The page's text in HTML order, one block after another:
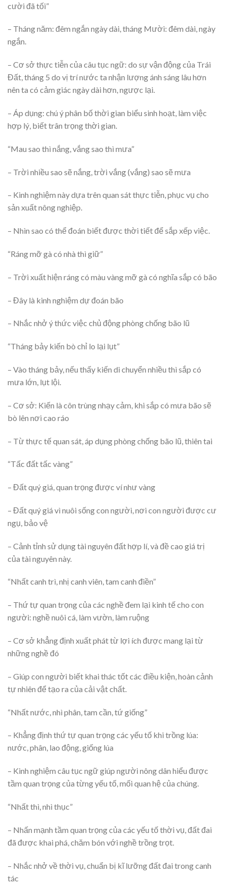
cười đã tối”
– Tháng năm: đêm ngắn ngày dài, tháng Mười: đêm dài, ngày
ngắn.
– Cơ sở thực tiễn của câu tục ngữ: do sự vận động của Trái
Đất, tháng 5 do vị trí nước ta nhận lượng ánh sáng lâu hơn
nên ta có cảm giác ngày dài hơn, ngược lại.
– Áp dụng: chú ý phân bố thời gian biểu sinh hoạt, làm việc
hợp lý, biết trân trọng thời gian.
“Mau sao thì nắng, vắng sao thì mưa”
– Trời nhiều sao sẽ nắng, trời vắng (vắng) sao sẽ mưa
– Kinh nghiệm này dựa trên quan sát thực tiễn, phục vụ cho
sản xuất nông nghiệp.
– Nhìn sao có thể đoán biết được thời tiết để sắp xếp việc.
“Ráng mỡ gà có nhà thì giữ”
– Trời xuất hiện ráng có màu vàng mỡ gà có nghĩa sắp có bão
– Đây là kinh nghiệm dự đoán bão
– Nhắc nhở ý thức việc chủ động phòng chống bão lũ
“Tháng bảy kiến bò chỉ lo lại lụt”
– Vào tháng bảy, nếu thấy kiến di chuyển nhiều thì sắp có
mưa lớn, lụt lội.
– Cơ sở: Kiến là côn trùng nhạy cảm, khi sắp có mưa bão sẽ
bò lên nơi cao ráo
– Từ thực tế quan sát, áp dụng phòng chống bão lũ, thiên tai
“Tấc đất tấc vàng”
– Đất quý giá, quan trọng được ví như vàng
– Đất quý giá vì nuôi sống con người, nơi con người được cư
ngụ, bảo vệ
– Cảnh tỉnh sử dụng tài nguyên đất hợp lí, và đề cao giá trị
của tài nguyên này.
“Nhất canh trì, nhị canh viên, tam canh điền”
– Thứ tự quan trọng của các nghề đem lại kinh tế cho con
người: nghề nuôi cá, làm vườn, làm ruộng
– Cơ sở khẳng định xuất phát từ lợi ích được mang lại từ
những nghề đó
– Giúp con người biết khai thác tốt các điều kiện, hoàn cảnh
tự nhiên để tạo ra của cải vật chất.
“Nhất nước, nhì phân, tam cần, tứ giống”
– Khẳng định thứ tự quan trọng các yếu tố khi trồng lúa:
nước, phân, lao động, giống lúa
– Kinh nghiệm câu tục ngữ giúp người nông dân hiểu được
tầm quan trọng của từng yếu tố, mối quan hệ của chúng.
“Nhất thì, nhì thục”
– Nhấn mạnh tầm quan trọng của các yếu tố thời vụ, đất đai
đã được khai phá, chăm bón với nghề trồng trọt.
– Nhắc nhở về thời vụ, chuẩn bị kĩ lưỡng đất đai trong canh
tác